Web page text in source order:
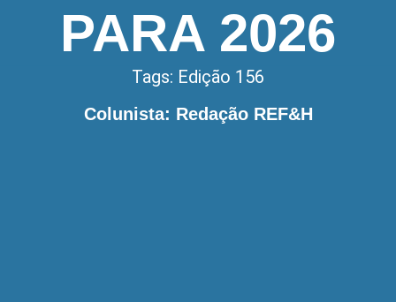
PARA 2026
Tags: Edição 156
Colunista: Redação REF&H